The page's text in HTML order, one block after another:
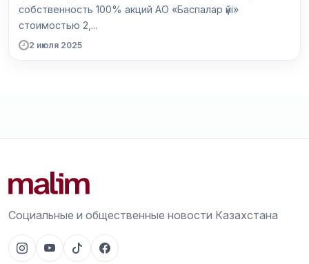
собственность 100% акций АО «Баспалар үйі»
стоимостью 2,...
2 июля 2025
Социальные и общественные новости Казахстана